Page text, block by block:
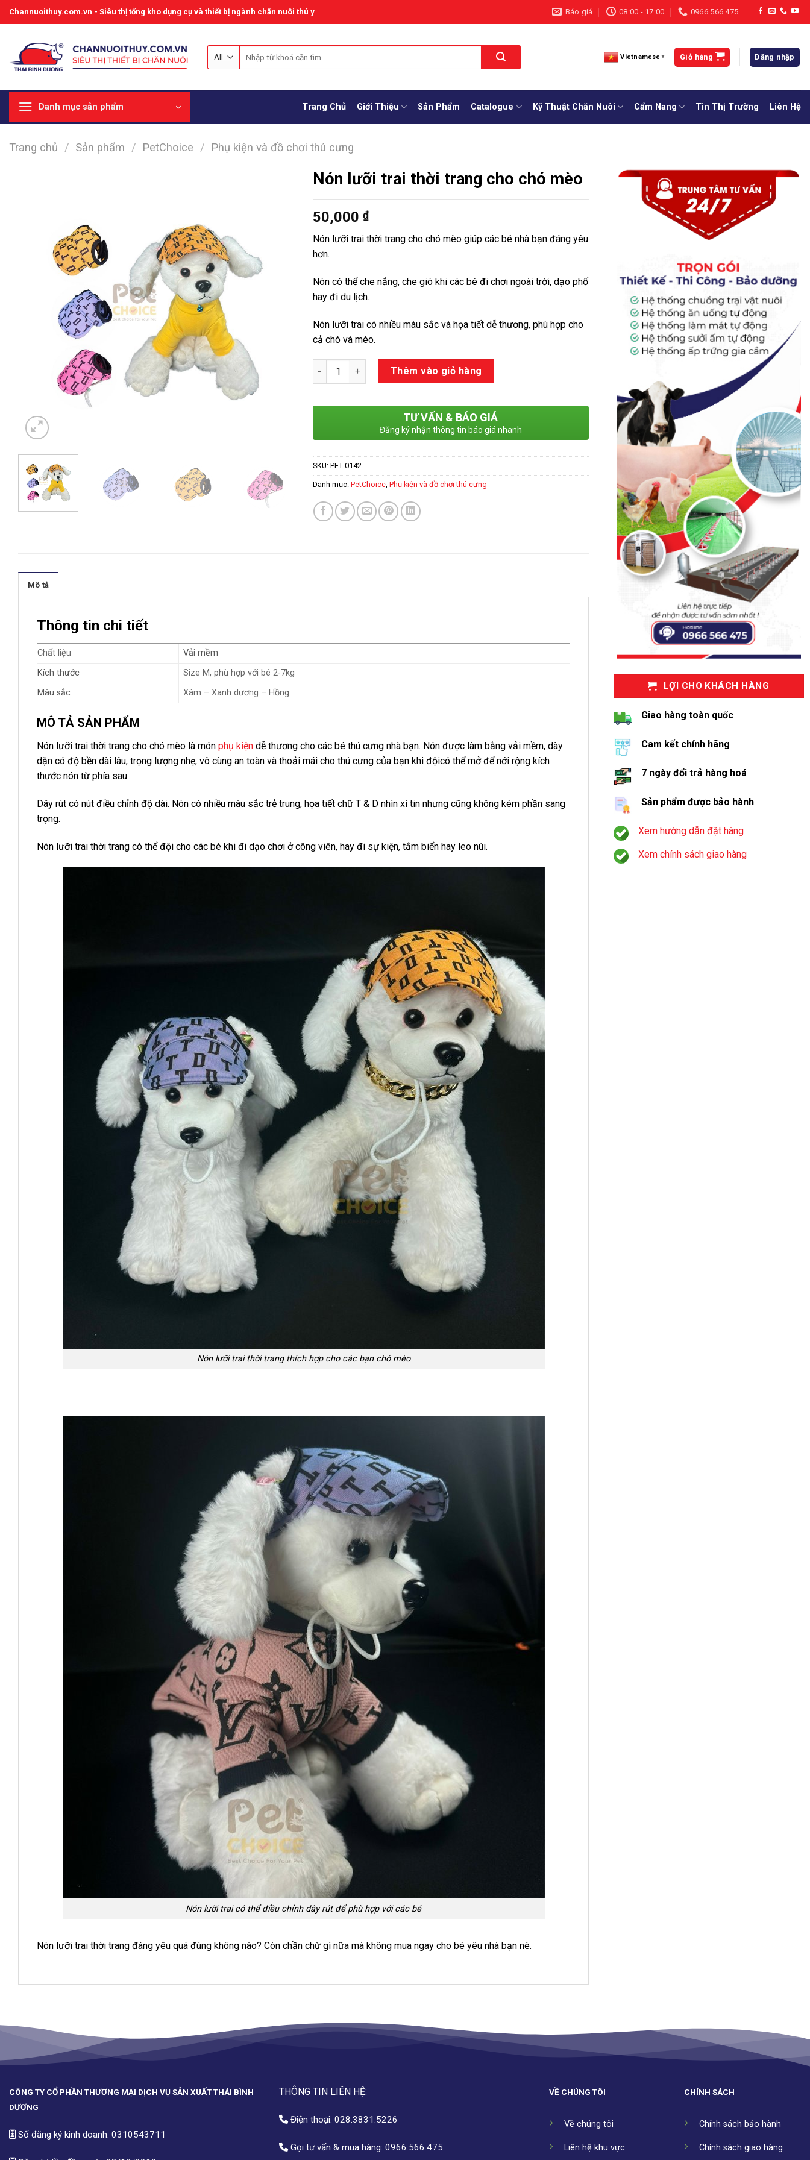
Skip
to
Channuoithuy.com.vn - Siêu thị tổng kho dụng cụ và thiết bị ngành chăn nuôi thú y Báo giá 08:00 - 17:00 0966 566 475
kiếm:
Vietnamese ▼ Giỏ hàng Đăng nhập
Danh mục sản phẩm Trang Chủ Giới Thiệu Sản Phẩm Catalogue Kỹ Thuật Chăn Nuôi Cẩm Nang Tin Thị Trường Liên Hệ
Trang chủ / Sản phẩm / PetChoice / Phụ kiện và đồ chơi thú cưng
LỢI CHO KHÁCH HÀNG
Giao hàng toàn quốc
Cam kết chính hãng
7 ngày đổi trả hàng hoá
Sản phẩm được bảo hành
Xem hướng dẫn đặt hàng
Xem chính sách giao hàng
Nón lưỡi trai thời trang cho chó mèo
50,000 ₫
Nón lưỡi trai thời trang cho chó mèo giúp các bé nhà bạn đáng yêu
hơn.
Nón có thể che nắng, che gió khi các bé đi chơi ngoài trời, dạo phố
hay đi du lịch.
Nón lưỡi trai có nhiều màu sắc và họa tiết dễ thương, phù hợp cho
cả chó và mèo.
Số lượng Thêm vào giỏ hàng
TƯ VẤN & BÁO GIÁ
Đăng ký nhận thông tin báo giá nhanh
SKU: PET 0142
Danh mục: PetChoice, Phụ kiện và đồ chơi thú cưng
Mô tả
Thông tin chi tiết
Chất liệu
Vải mềm
Kích thước
Size M, phù hợp với bé 2-7kg
Màu sắc
Xám – Xanh dương – Hồng
MÔ TẢ SẢN PHẨM
Nón lưỡi trai thời trang cho chó mèo là món phụ kiện dễ thương cho các bé thú cưng nhà bạn. Nón được làm bằng vải mềm, dày
dặn có độ bền dài lâu, trọng lượng nhẹ, vô cùng an toàn và thoải mái cho thú cưng của bạn khi độicó thể mở để nới rộng kích
thước nón từ phía sau.
Dây rút có nút điều chỉnh độ dài. Nón có nhiều màu sắc trẻ trung, họa tiết chữ T & D nhìn xì tin nhưng cũng không kém phần sang
trọng.
Nón lưỡi trai thời trang có thể đội cho các bé khi đi dạo chơi ở công viên, hay đi sự kiện, tắm biển hay leo núi.
Nón lưỡi trai thời trang thích hợp cho các bạn chó mèo
Nón lưỡi trai có thể điều chỉnh dây rút để phù hợp với các bé
Nón lưỡi trai thời trang đáng yêu quá đúng không nào? Còn chần chừ gì nữa mà không mua ngay cho bé yêu nhà bạn nè.
CÔNG TY CỔ PHẦN THƯƠNG MẠI DỊCH VỤ SẢN XUẤT THÁI BÌNH
DƯƠNG
Số đăng ký kinh doanh: 0310543711
THÔNG TIN LIÊN HỆ:
Điện thoại: 028.3831.5226
Gọi tư vấn & mua hàng: 0966.566.475
VỀ CHÚNG TÔI
Về chúng tôi
Liên hệ khu vực
CHÍNH SÁCH
Chính sách bảo hành
Chính sách giao hàng